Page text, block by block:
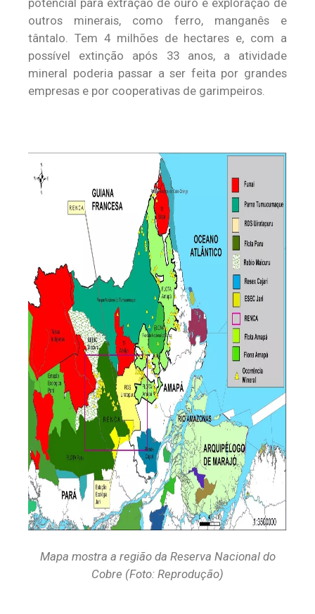
potencial para extração de ouro e exploração de
outros minerais, como ferro, manganês e
tântalo. Tem 4 milhões de hectares e, com a
possível extinção após 33 anos, a atividade
mineral poderia passar a ser feita por grandes
empresas e por cooperativas de garimpeiros.
Mapa mostra a região da Reserva Nacional do
Cobre (Foto: Reprodução)